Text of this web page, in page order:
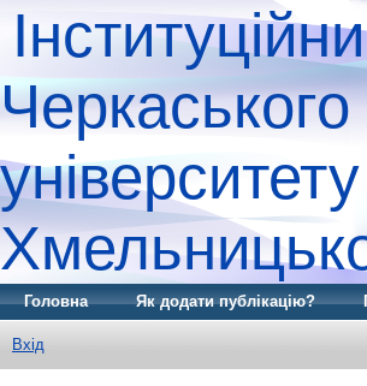
Головна Як додати публікацію?
Вхід